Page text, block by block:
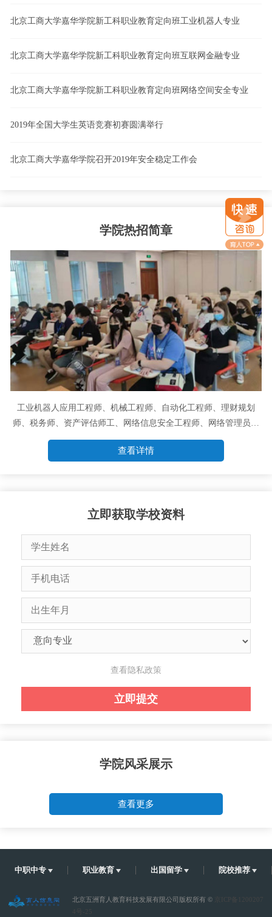
北京工商大学嘉华学院新工科职业教育定向班工业机器人专业
北京工商大学嘉华学院新工科职业教育定向班互联网金融专业
北京工商大学嘉华学院新工科职业教育定向班网络空间安全专业
2019年全国大学生英语竞赛初赛圆满举行
北京工商大学嘉华学院召开2019年安全稳定工作会
学院热招简章
工业机器人应用工程师、机械工程师、自动化工程师、理财规划
师、税务师、资产评估师工、网络信息安全工程师、网络管理员、
程序员
查看详情
立即获取学校资料
查看隐私政策
学院风采展示
查看更多
中职中专 职业教育 出国留学 院校推荐
北京五洲育人教育科技发展有限公司版权所有 ©
京ICP备1200207
4号-25